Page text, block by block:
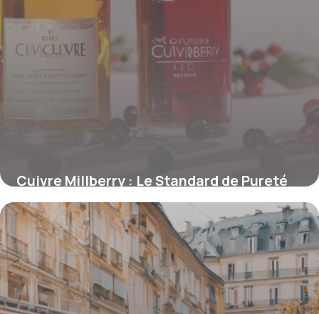
Cuivre Millberry : Le Standard de Pureté
pour la Revalorisation des Métaux
15 juin 2026